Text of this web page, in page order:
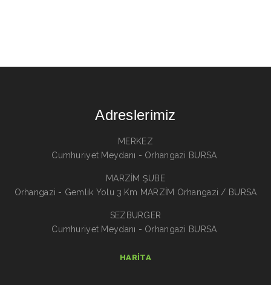
Adreslerimiz
MERKEZ
Cumhuriyet Meydanı - Orhangazi BURSA
MARZİM ŞUBE
Orhangazi - Gemlik Yolu 3.Km MARZİM Orhangazi / BURSA
SEZBURGER
Cumhuriyet Meydanı - Orhangazi BURSA
HARITA